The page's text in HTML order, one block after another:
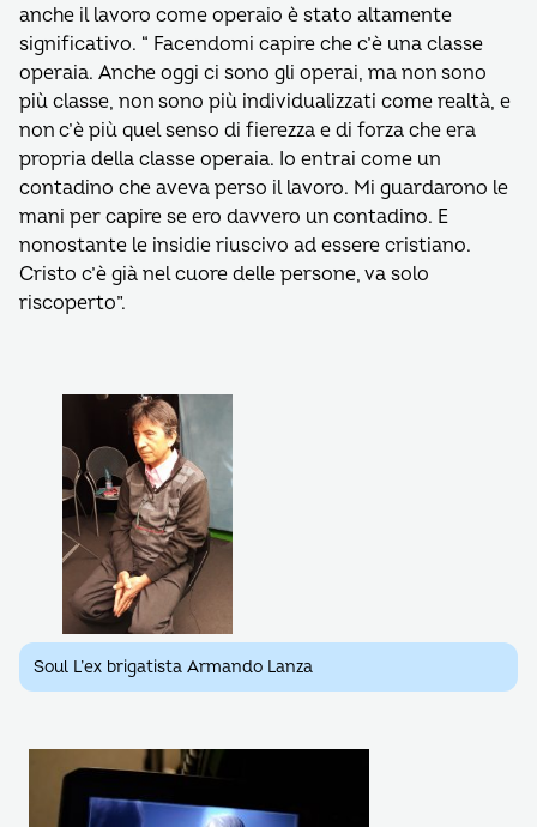
anche il lavoro come operaio è stato altamente
significativo. “ Facendomi capire che c’è una classe
operaia. Anche oggi ci sono gli operai, ma non sono
più classe, non sono più individualizzati come realtà, e
non c’è più quel senso di fierezza e di forza che era
propria della classe operaia. Io entrai come un
contadino che aveva perso il lavoro. Mi guardarono le
mani per capire se ero davvero un contadino. E
nonostante le insidie riuscivo ad essere cristiano.
Cristo c’è già nel cuore delle persone, va solo
riscoperto”.
Soul L’ex brigatista Armando Lanza